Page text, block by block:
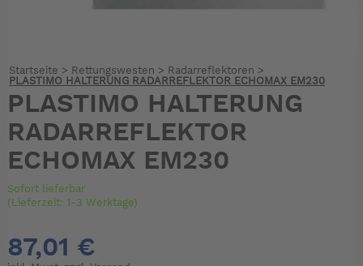
Startseite > Rettungswesten > Radarreflektoren >
PLASTIMO HALTERUNG RADARREFLEKTOR ECHOMAX EM230
PLASTIMO HALTERUNG
RADARREFLEKTOR
ECHOMAX EM230
Sofort lieferbar
(Lieferzeit: 1-3 Werktage)
87,01 €